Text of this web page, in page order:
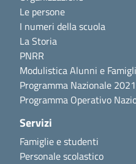
Le persone
I numeri della scuola
La Storia
PNRR
Modulistica Alunni e
Programma Nazionale
Programma Operativo
Servizi
Famiglie e studenti
Personale scolastico